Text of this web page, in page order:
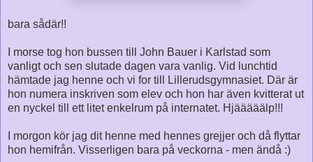
bara sådär!!
I morse tog hon bussen till John Bauer i Karlstad som
vanligt och sen slutade dagen vara vanlig. Vid lunchtid
hämtade jag henne och vi for till Lillerudsgymnasiet. Där är
hon numera inskriven som elev och hon har även kvitterat ut
en nyckel till ett litet enkelrum på internatet. Hjääääälp!!!
I morgon kör jag dit henne med hennes grejjer och då flyttar
hon hemifrån. Visserligen bara på veckorna - men ändå :)